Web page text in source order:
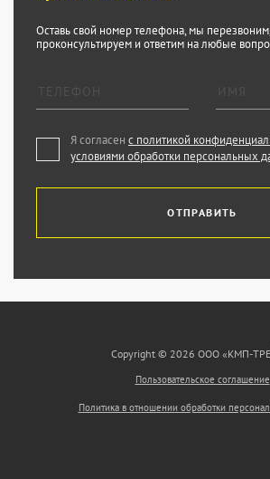
Оставь свой номер телефона, мы перезвоним,
проконсультируем и ответим на любые
Я согласен с политикой
условиями обработки персональных
ОТПРАВИТЬ
Copyright © 2026 ООО «КМП-
Пользовательское соглашение
Политика в отношении обработки